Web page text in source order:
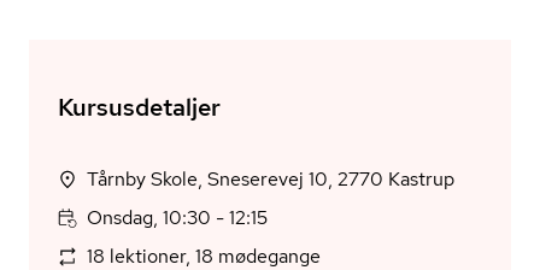
Kursusdetaljer
Tårnby Skole, Sneserevej 10, 2770 Kastrup
Onsdag, 10:30 - 12:15
18 lektioner, 18 mødegange